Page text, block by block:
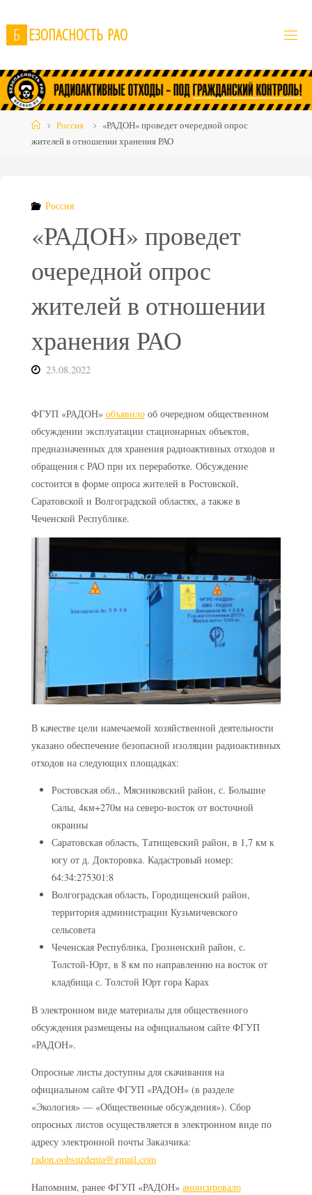
to
content
Б ЕЗОПАСНОСТЬ РАО
HomeРоссия
«РАДОН» проведет очередной опрос
жителей в отношении хранения РАО
Россия
«РАДОН» проведет
очередной опрос
жителей в отношении
хранения РАО
23.08.2022
ФГУП «РАДОН» объявилооб очередном общественном
обсуждении эксплуатации стационарных объектов,
предназначенных для хранения радиоактивных отходов и
обращения с РАО при их переработке. Обсуждение
состоится в форме опроса жителей в Ростовской,
Саратовской и Волгоградской областях, а также в
Чеченской Республике.
В качестве цели намечаемой хозяйственной деятельности
указано обеспечение безопасной изоляции радиоактивных
отходов на следующих площадках:
Ростовская обл., Мясниковский район, с. Большие
Салы, 4км+270м на северо-восток от восточной
окраины
Саратовская область, Татищевский район, в 1,7 км к
югу от д. Докторовка. Кадастровый номер:
64:34:275301:8
Волгоградская область, Городищенский район,
территория администрации Кузьмичевского
сельсовета
Чеченская Республика, Грозненский район, с.
Толстой-Юрт, в 8 км по направлению на восток от
кладбища с. Толстой Юрт гора Карах
В электронном виде материалы для общественного
обсуждения размещены на официальном сайте ФГУП
«РАДОН».
Опросные листы доступны для скачивания на
официальном сайте ФГУП «РАДОН» (в разделе
«Экология» — «Общественные обсуждения»). Сбор
опросных листов осуществляется в электронном виде по
адресу электронной почты Заказчика:
radon.oobsuzdenia@gmail.com
Напомним, ранее ФГУП «РАДОН» анонсировало